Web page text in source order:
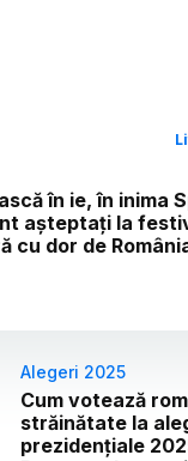
în ie, în inima
așteptați la
cu dor de
Alegeri 2025
Cum votează
străinătate la
prezidențiale